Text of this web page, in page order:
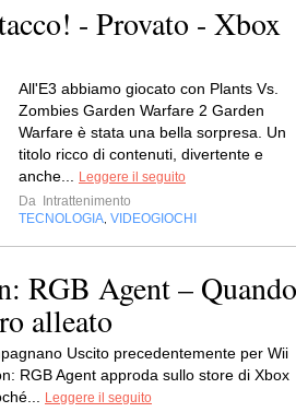
- Provato - Xbox
All'E3 abbiamo giocato con Plants Vs.
Zombies Garden Warfare 2 Garden
Warfare è stata una bella sorpresa. Un
titolo ricco di contenuti, divertente e
anche...
Leggere il seguito
Da
Intrattenimento
TECNOLOGIA VIDEOGIOCHI
RGB Agent – Quando
alleato
Uscito precedentemente per Wii
RGB Agent approda sullo store di Xbox
Leggere il seguito